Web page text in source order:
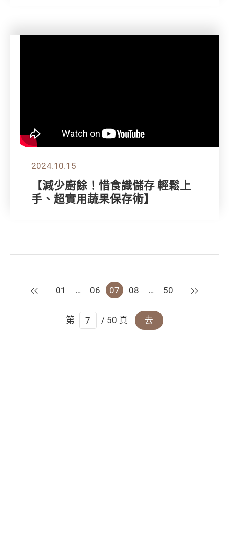
2024.10.15
【減少廚餘！惜食識儲存 輕鬆上
手、超實用蔬果保存術】
上一頁
01 … 06 07 08 … 50 下一頁
第 / 50 頁 去